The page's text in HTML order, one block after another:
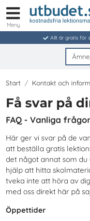
Meny
Allt är gratis för
Start Kontakt och
Få svar på
FAQ - Vanliga
Här ger vi svar på de
att beställa gratis
det något annat som
hjälp att hitta
tveka inte att höra av
med oss direkt här på
Öppettider